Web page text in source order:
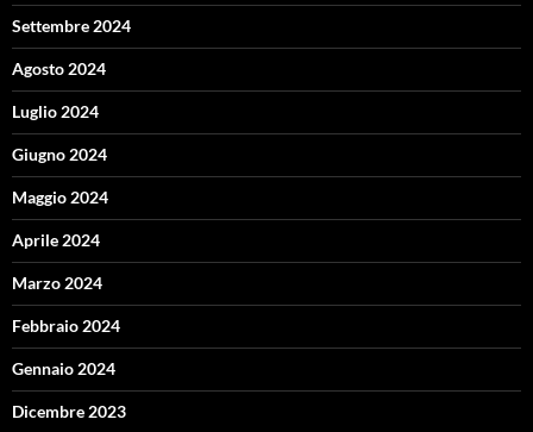
Settembre 2024
Agosto 2024
Luglio 2024
Giugno 2024
Maggio 2024
Aprile 2024
Marzo 2024
Febbraio 2024
Gennaio 2024
Dicembre 2023